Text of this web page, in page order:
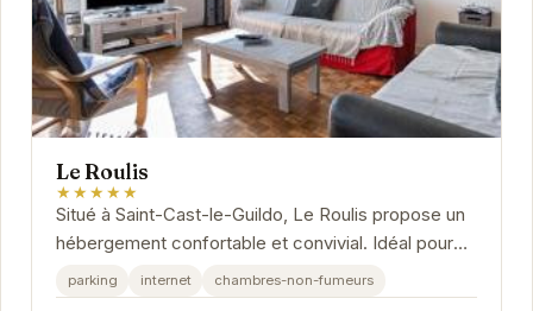
Le Roulis
★★★★★
Situé à Saint-Cast-le-Guildo, Le Roulis propose un
hébergement confortable et convivial. Idéal pour
une escapade en Bretagne.
parking internet chambres-non-fumeurs